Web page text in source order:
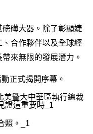
礡大器。除了彰顯婕
合作夥伴以及全球經
來無限的發展潛力。